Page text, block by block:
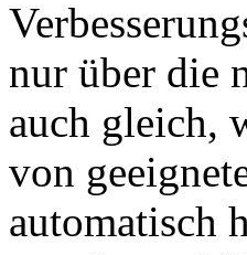
nur über die
auch gleich,
von
automatisch